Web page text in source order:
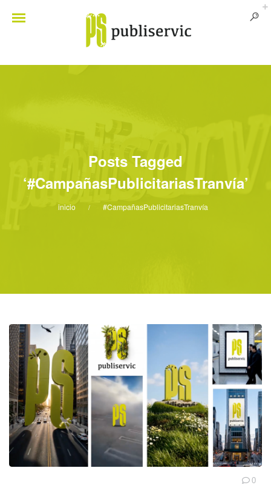
Posts Tagged
‘#CampañasPublicitariasTranvía’
inicio / #CampañasPublicitariasTranvía
0